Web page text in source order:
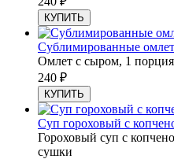
КУПИТЬ
Сублимированные
Омлет с сыром, 1 порция
240 ₽
КУПИТЬ
Суп гороховый с
Гороховый суп с
сушки